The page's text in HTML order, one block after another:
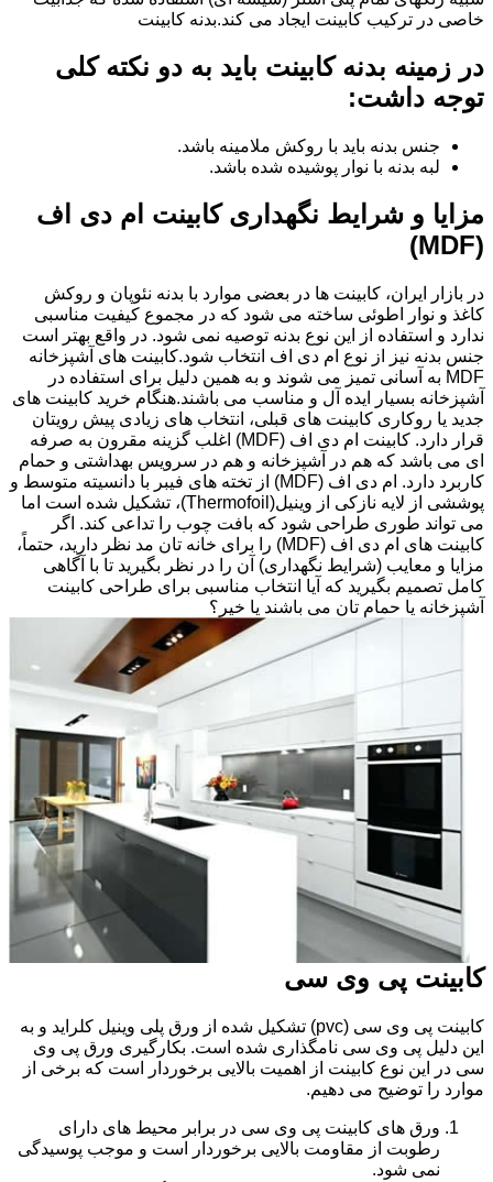
خاصی در ترکیب کابینت ایجاد می کند.بدنه کابینت
در زمینه بدنه کابینت باید به دو نکته کلی
توجه داشت:
جنس بدنه باید با روکش ملامینه باشد.
لبه بدنه با نوار پوشیده شده باشد.
مزایا و شرایط نگهداری کابینت ام دی اف
(MDF)
در بازار ایران، کابینت ها در بعضی موارد با بدنه نئوپان و روکش
کاغذ و نوار اطوئی ساخته می شود که در مجموع کیفیت مناسبی
ندارد و استفاده از این نوع بدنه توصیه نمی شود. در واقع بهتر است
جنس بدنه نیز از نوع ام دی اف انتخاب شود.کابینت های آشپزخانه
MDF به آسانی تمیز می شوند و به همین دلیل برای استفاده در
آشپزخانه بسیار ایده آل و مناسب می باشند.هنگام خرید کابینت های
جدید یا روکاری کابینت های قبلی، انتخاب های زیادی پیش رویتان
قرار دارد. کابینت ام دی اف (MDF) اغلب گزینه مقرون به صرفه
ای می باشد که هم در آشپزخانه و هم در سرویس بهداشتی و حمام
کاربرد دارد. ام دی اف (MDF) از تخته های فیبر با دانسیته متوسط و
پوششی از لایه نازکی از وینیل(Thermofoil)، تشکیل شده است اما
می تواند طوری طراحی شود که بافت چوب را تداعی کند. اگر
کابینت های ام دی اف (MDF) را برای خانه تان مد نظر دارید، حتماً،
مزایا و معایب (شرایط نگهداری) آن را در نظر بگیرید تا با آگاهی
کامل تصمیم بگیرید که آیا انتخاب مناسبی برای طراحی کابینت
آشپزخانه یا حمام تان می باشند یا خیر؟
کابینت پی وی سی
کابینت پی وی سی (pvc) تشکیل شده از ورق پلی وینیل کلراید و به
این دلیل پی وی سی نامگذاری شده است. بکارگیری ورق پی وی
سی در این نوع کابینت از اهمیت بالایی برخوردار است که برخی از
موارد را توضیح می دهیم.
ورق های کابینت پی وی سی در برابر محیط های دارای
رطوبت از مقاومت بالایی برخوردار است و موجب پوسیدگی
نمی شود.